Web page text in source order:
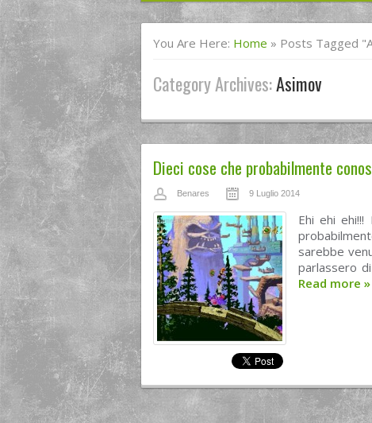
You Are Here: Home » Posts Tagged
Category Archives:Asimov
Dieci cose che probabilmente
Benares 9 Luglio 2014
Ehi ehi
sarebbe
parlassero
Read more »